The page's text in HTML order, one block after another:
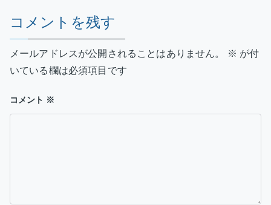
ビ
ゲ
ー
シ
ョ
コメントを残す
メールアドレスが公開されることはありません。 ※ が付
いている欄は必須項目です
コメント ※